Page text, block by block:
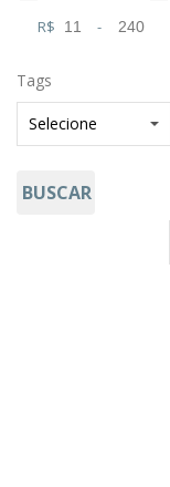
R$ -
Tags
BUSCAR